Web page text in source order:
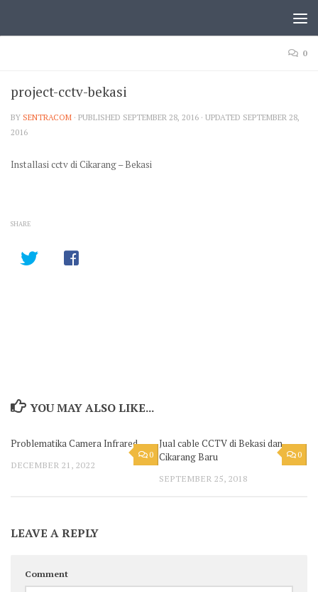
0
project-cctv-bekasi
BY SENTRACOM · PUBLISHED SEPTEMBER 28, 2016 · UPDATED SEPTEMBER 28,
2016
Installasi cctv di Cikarang – Bekasi
SHARE
YOU MAY ALSO LIKE...
0
Problematika Camera Infrared
DECEMBER 21, 2022
0
Jual cable CCTV di Bekasi dan
Cikarang Baru
SEPTEMBER 25, 2018
LEAVE A REPLY
Comment